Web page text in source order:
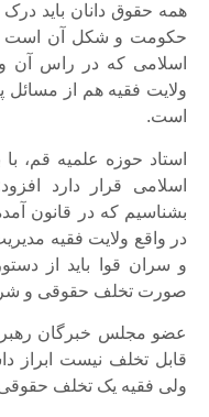
همه حقوق دانان باید
حکومت و شکل آن است
اسلامی که در راس آن
ولایت فقیه هم از
است.
استاد حوزه علمیه قم،
اسلامی قرار دارد
بشناسیم که در قانون
در واقع ولایت فقیه
و سران قوا باید از
صورت تخلف حقوقی و
عضو مجلس خبرگان رهبری
قابل تخلف نیست ابراز
ولی فقیه یک تخلف